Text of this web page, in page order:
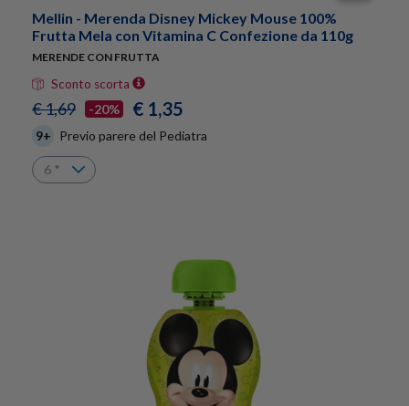
Mellin - Merenda Disney Mickey Mouse 100%
Frutta Mela con Vitamina C Confezione da 110g
MERENDE CON FRUTTA
Sconto scorta
€ 1,69 -20% € 1,35
9+ Previo parere del Pediatra